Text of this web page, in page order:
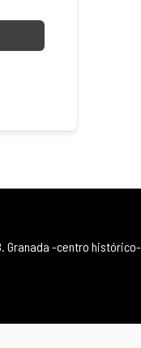
Granada -centro histórico-